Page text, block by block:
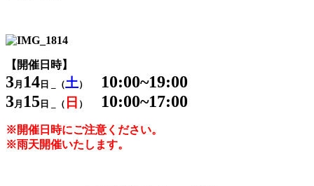
【開催日時】
3月 14日 _（土）
10:00~19:00
3月 15日 _（ 日 ） 10:00~17:00
※開催日時にご注意ください。
※雨天開催いたします。